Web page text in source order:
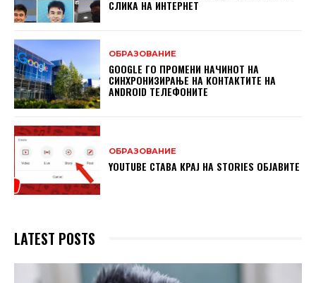
СЛИКА НА ИНТЕРНЕТ
ОБРАЗОВАНИЕ
GOOGLE ГО ПРОМЕНИ НАЧИНОТ НА
СИНХРОНИЗИРАЊЕ НА КОНТАКТИТЕ НА
ANDROID ТЕЛЕФОНИТЕ
ОБРАЗОВАНИЕ
YOUTUBE СТАВА КРАЈ НА STORIES ОБЈАВИТЕ
LATEST POSTS